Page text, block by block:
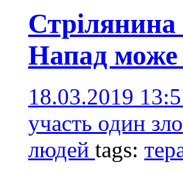
Стрілянина
Напад може
18.03.2019
участь один
людей tags: